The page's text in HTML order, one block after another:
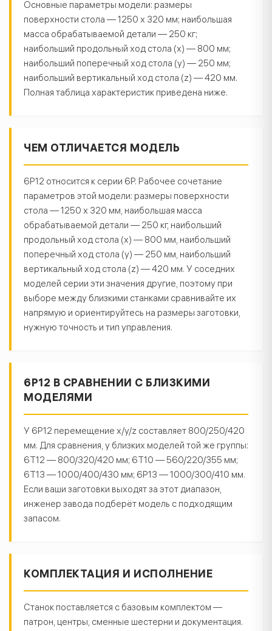
Основные параметры модели: размеры
поверхности стола — 1250 х 320 мм; наибольшая
масса обрабатываемой детали — 250 кг;
наибольший продольный ход стола (x) — 800 мм;
наибольший поперечный ход стола (y) — 250 мм;
наибольший вертикальный ход стола (z) — 420 мм.
Полная таблица характеристик приведена ниже.
ЧЕМ ОТЛИЧАЕТСЯ МОДЕЛЬ
6Р12 относится к серии 6Р. Рабочее сочетание
параметров этой модели: размеры поверхности
стола — 1250 х 320 мм, наибольшая масса
обрабатываемой детали — 250 кг, наибольший
продольный ход стола (x) — 800 мм, наибольший
поперечный ход стола (y) — 250 мм, наибольший
вертикальный ход стола (z) — 420 мм. У соседних
моделей серии эти значения другие, поэтому при
выборе между близкими станками сравнивайте их
напрямую и ориентируйтесь на размеры заготовки,
нужную точность и тип управления.
6Р12 В СРАВНЕНИИ С БЛИЗКИМИ
МОДЕЛЯМИ
У 6Р12 перемещение x/y/z составляет 800/250/420
мм. Для сравнения, у близких моделей той же группы:
6Т12 — 800/320/420 мм; 6Т10 — 560/220/355 мм;
6Т13 — 1000/400/430 мм; 6Р13 — 1000/300/410 мм.
Если ваши заготовки выходят за этот диапазон,
инженер завода подберёт модель с подходящим
запасом.
КОМПЛЕКТАЦИЯ И ИСПОЛНЕНИЕ
Станок поставляется с базовым комплектом —
патрон, центры, сменные шестерни и документация.